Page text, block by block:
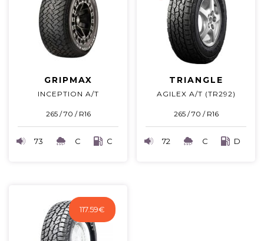
GRIPMAX
INCEPTION A/T
265 / 70 / R16
73 C C
TRIANGLE
AGILEX A/T (TR292)
265 / 70 / R16
72 C D
117.59€